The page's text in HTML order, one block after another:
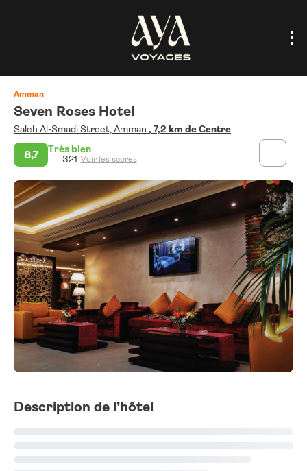
Amman
Seven Roses Hotel
Saleh Al-Smadi Street, Amman , 7,2 km de Centre
8,7
Très bien
321 Voir les scores
Description de l’hôtel